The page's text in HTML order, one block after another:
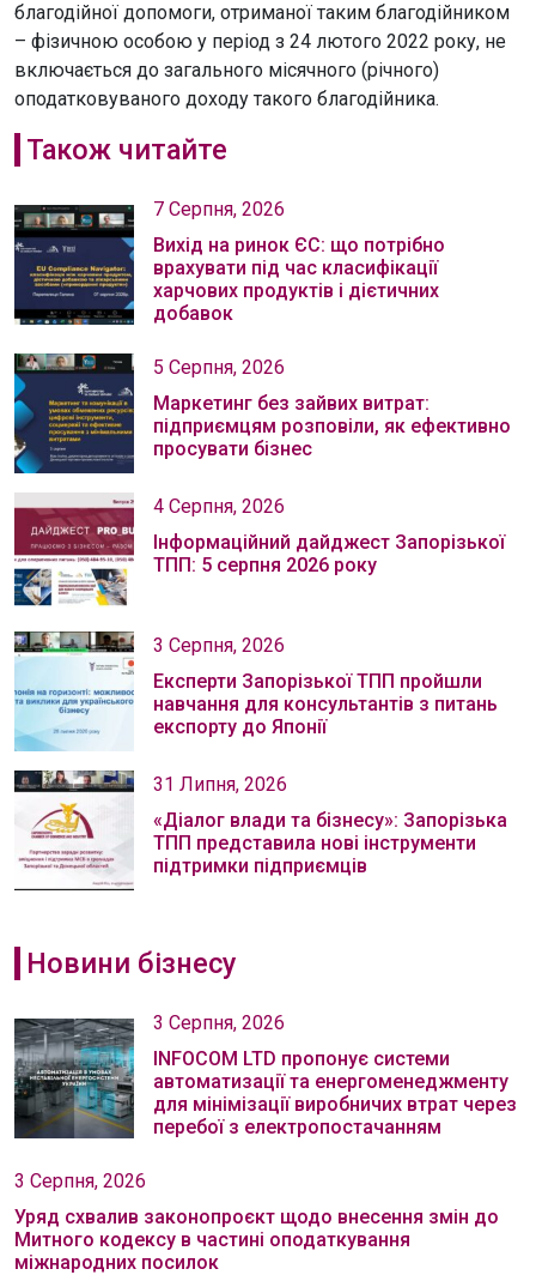
благодійної допомоги, отриманої таким благодійником
– фізичною особою у період з 24 лютого 2022 року, не
включається до загального місячного (річного)
оподатковуваного доходу такого благодійника.
Також читайте
7 Серпня, 2026
Вихід на ринок ЄС: що потрібно
врахувати під час класифікації
харчових продуктів і дієтичних
добавок
5 Серпня, 2026
Маркетинг без зайвих витрат:
підприємцям розповіли, як ефективно
просувати бізнес
4 Серпня, 2026
Інформаційний дайджест Запорізької
ТПП: 5 серпня 2026 року
3 Серпня, 2026
Експерти Запорізької ТПП пройшли
навчання для консультантів з питань
експорту до Японії
31 Липня, 2026
«Діалог влади та бізнесу»: Запорізька
ТПП представила нові інструменти
підтримки підприємців
Новини бізнесу
3 Серпня, 2026
INFOCOM LTD пропонує системи
автоматизації та енергоменеджменту
для мінімізації виробничих втрат через
перебої з електропостачанням
3 Серпня, 2026
Уряд схвалив законопроєкт щодо внесення змін до
Митного кодексу в частині оподаткування
міжнародних посилок